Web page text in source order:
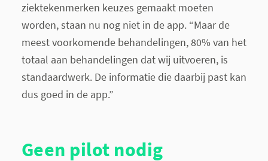
ziektekenmerken keuzes gemaakt moeten
worden, staan nu nog niet in de app. “Maar de
meest voorkomende behandelingen, 80% van het
totaal aan behandelingen dat wij uitvoeren, is
standaardwerk. De informatie die daarbij past kan
dus goed in de app.”
Geen pilot nodig